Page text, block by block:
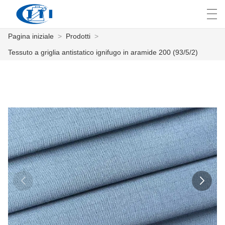
PRODOTTI
PERSONALIZZAZIONE
CHI SIAMO
NOTIZIE
INDUSTRIA
العربية česky
Pagina iniziale > Prodotti >
Tessuto a griglia antistatico ignifugo in aramide 200 (93/5/2)